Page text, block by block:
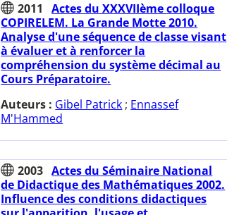
2011
Actes du XXXVIIème colloque
COPIRELEM. La Grande Motte 2010.
Analyse d'une séquence de classe visant
à évaluer et à renforcer la
compréhension du système décimal au
Cours Préparatoire.
Auteurs : Gibel Patrick ; Ennassef
M'Hammed
2003 Actes du Séminaire National
de Didactique des Mathématiques 2002.
Influence des conditions didactiques